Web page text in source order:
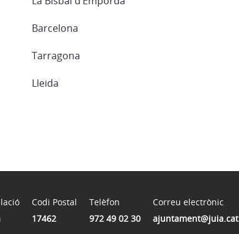
Barcelona
Tarragona
Lleida
Codi Postal
17462
Telèfon
972 49 02 30
Correu electrònic
ajuntament@juia.cat